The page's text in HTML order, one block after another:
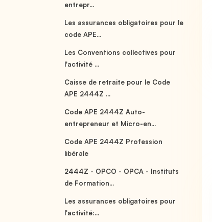
entrepr...
Les assurances obligatoires pour le
code APE...
Les Conventions collectives pour
l'activité ...
Caisse de retraite pour le Code
APE 2444Z ...
Code APE 2444Z Auto-
entrepreneur et Micro-en...
Code APE 2444Z Profession
libérale
2444Z - OPCO - OPCA - Instituts
de Formation...
Les assurances obligatoires pour
l'activité:...